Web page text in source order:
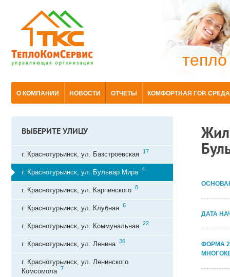
тепло
О КОМПАНИИ НОВОСТИ ОТЧЕТЫ КОМФОРТНАЯ ГОР. СРЕДА
ВЫБЕРИТЕ УЛИЦУ
г. Краснотурьинск, ул. Базстроевская 17
г. Краснотурьинск, ул. Бульвар Мира 4
г. Краснотурьинск, ул. Карпинского 8
г. Краснотурьинск, ул. Клубная 6
г. Краснотурьинск, ул. Коммунальная 22
г. Краснотурьинск, ул. Ленина 36
г. Краснотурьинск, ул. Ленинского
Комсомола 7
ДАТА
ФОРМА